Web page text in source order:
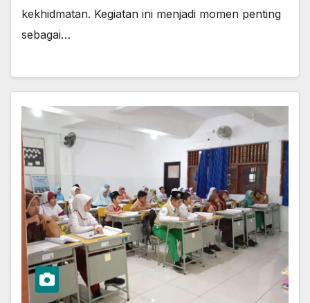
kekhidmatan. Kegiatan ini menjadi momen penting
sebagai…